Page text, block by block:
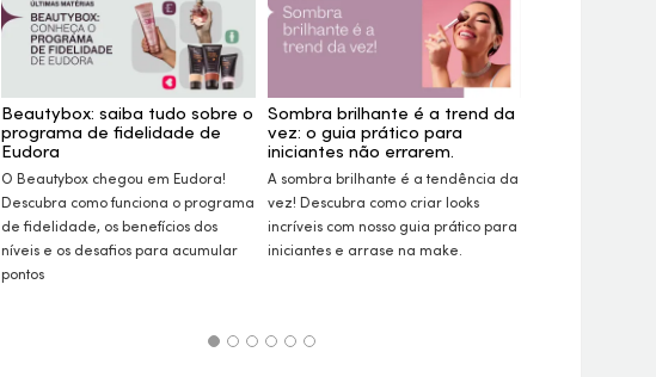
Beautybox: saiba tudo sobre o
programa de fidelidade de
Eudora
O Beautybox chegou em Eudora!
Descubra como funciona o programa
de fidelidade, os benefícios dos
níveis e os desafios para acumular
pontos
Sombra brilhante é a trend da
vez: o guia prático para
iniciantes não errarem.
A sombra brilhante é a tendência da
vez! Descubra como criar looks
incríveis com nosso guia prático para
iniciantes e arrase na make.